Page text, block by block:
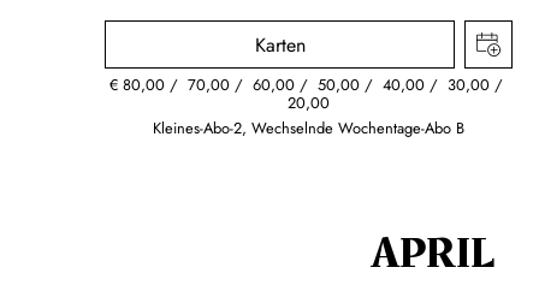
Karten
€80,00 70,00 60,00 50,00 40,00 30,00
20,00
Kleines-Abo-2, Wechselnde Wochentage-Abo B
APRIL